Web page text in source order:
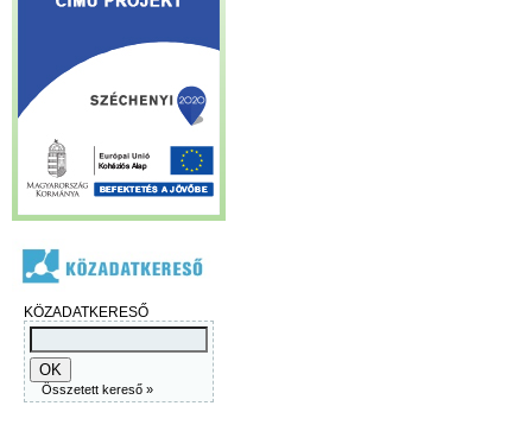
KÖZADATKERESŐ
Összetett kereső »